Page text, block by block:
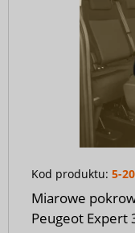
Kod produktu: 5-
Miarowe
Peugeot Expert